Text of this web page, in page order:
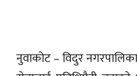
नुवाकोट – विदुर